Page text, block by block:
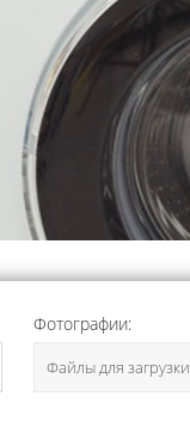
Фотографии:
Файлы для загрузки